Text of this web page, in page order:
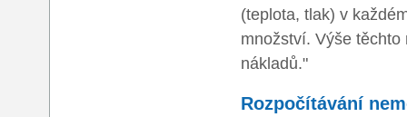
(teplota, tlak) v
množství. Výše
nákladů."
Rozpočítávání